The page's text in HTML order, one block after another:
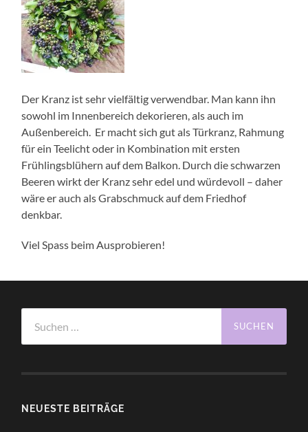
Der Kranz ist sehr vielfältig verwendbar. Man kann ihn
sowohl im Innenbereich dekorieren, als auch im
Außenbereich. Er macht sich gut als Türkranz, Rahmung
für ein Teelicht oder in Kombination mit ersten
Frühlingsblühern auf dem Balkon. Durch die schwarzen
Beeren wirkt der Kranz sehr edel und würdevoll – daher
wäre er auch als Grabschmuck auf dem Friedhof
denkbar.
Viel Spass beim Ausprobieren!
nach:
NEUESTE BEITRÄGE